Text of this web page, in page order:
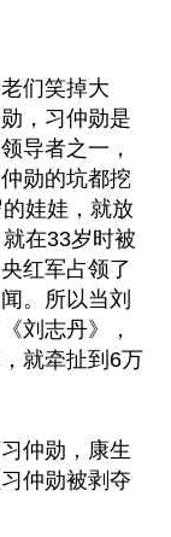
们笑掉大
，习仲勋是
导者之一，
勋的坑都挖
娃娃，就放
在33岁时被
红军占领了
。所以当刘
刘志丹》，
就牵扯到6万
仲勋，康生
仲勋被剥夺